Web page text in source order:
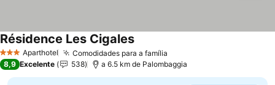
3 EstrelasAparthotel Comodidades para a família
Résidence Les CigalesVer preços
8,9 Excelente 538 a 6.5 km de Palombaggia